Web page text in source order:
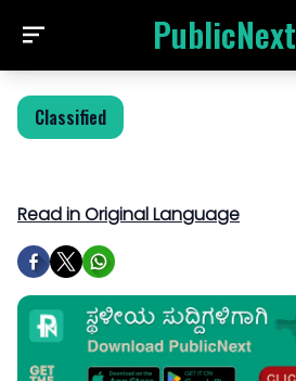
PublicNext
Classified
Read in Original Language